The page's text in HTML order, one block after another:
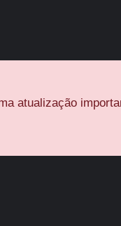
atualização